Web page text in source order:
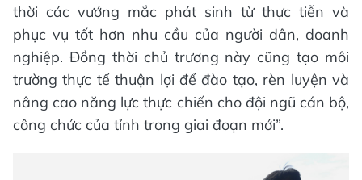
thời các vướng mắc phát sinh từ thực tiễn và
phục vụ tốt hơn nhu cầu của người dân, doanh
nghiệp. Đồng thời chủ trương này cũng tạo môi
trường thực tế thuận lợi để đào tạo, rèn luyện và
nâng cao năng lực thực chiến cho đội ngũ cán bộ,
công chức của tỉnh trong giai đoạn mới”.